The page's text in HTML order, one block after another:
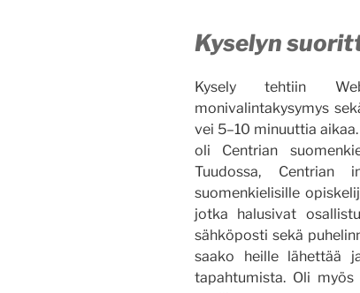
Kyselyn
Kysely tehtiin
monivalintakysymys
vei 5–10 minuuttia
oli Centrian
Tuudossa, Centrian
suomenkielisille
jotka halusivat
sähköposti sekä
saako heille lähettää
tapahtumista. Oli myös